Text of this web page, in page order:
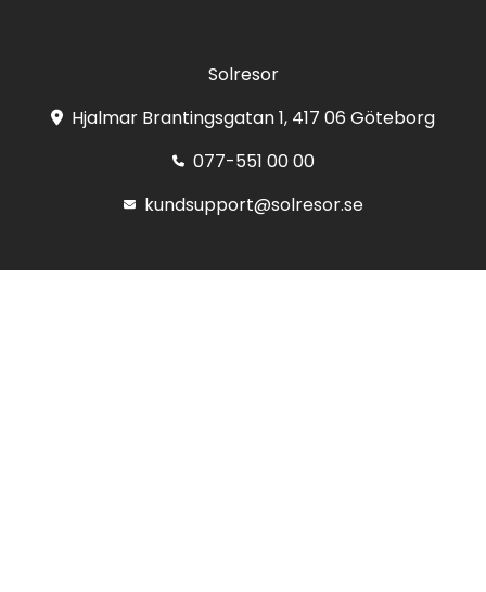
Solresor
Hjalmar Brantingsgatan 1, 417 06 Göteborg
077-551 00 00
kundsupport@solresor.se